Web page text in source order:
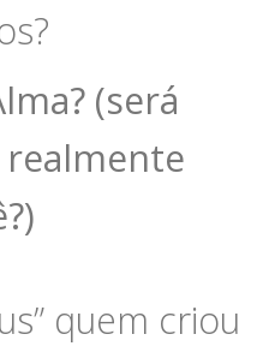
(será
realmente
quem criou